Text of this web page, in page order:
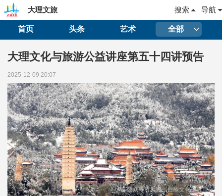
大理文旅 导航
搜索
首页 头条 艺术 全部
大理文化与旅游公益讲座第五十四讲预告
2025-12-09 20:07